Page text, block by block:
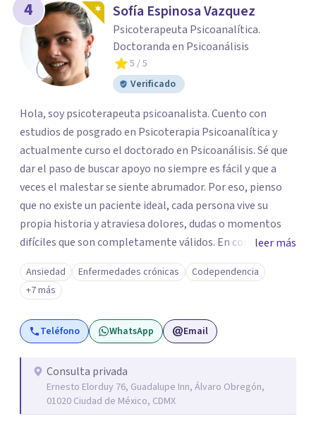
4 Sofía Espinosa Vazquez
Psicoterapeuta Psicoanalítica.
Doctoranda en Psicoanálisis
5 / 5
Verificado
Hola, soy psicoterapeuta psicoanalista. Cuento con
estudios de posgrado en Psicoterapia Psicoanalítica y
actualmente curso el doctorado en Psicoanálisis. Sé que
dar el paso de buscar apoyo no siempre es fácil y que a
veces el malestar se siente abrumador. Por eso, pienso
que no existe un paciente ideal, cada persona vive su
propia historia y atraviesa dolores, dudas o momentos
difíciles que son completamente válidos. En consulta, mi
intención es ofrecerte un espacio humano y seguro, en el
que sientas la confianza para expresarte y sentir. Nos
daremos el tiempo de ir recorriendo tu historia de vida,
identificando con calma de dónde viene aquello que hoy
pesa haciendo consciente el origen, tus emociones y
para comprender mejor tu mundo interno o cualquier
situación que estés atravesando. Acompañarte en lo que
sientes es el primer paso para darle un nuevo sentido a
leer más
Ansiedad Enfermedades crónicas
Codependencia
+7 más
Teléfono WhatsApp Email
Consulta privada
Ernesto Elorduy 76, Guadalupe Inn, Álvaro Obregón,
01020 Ciudad de México, CDMX